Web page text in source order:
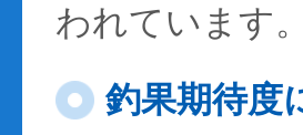
われています。
釣果期待度